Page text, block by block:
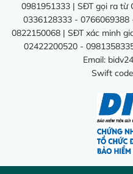
0981951333 | SĐT gọi ra từ
0336128333 -
0822150068 | SĐT xác minh
02422200520 -
Email:
Swift